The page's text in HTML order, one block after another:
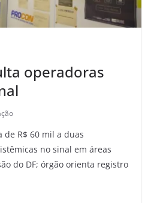
operadoras
de R$ 60 mil a duas
no sinal em áreas
do DF; órgão orienta registro